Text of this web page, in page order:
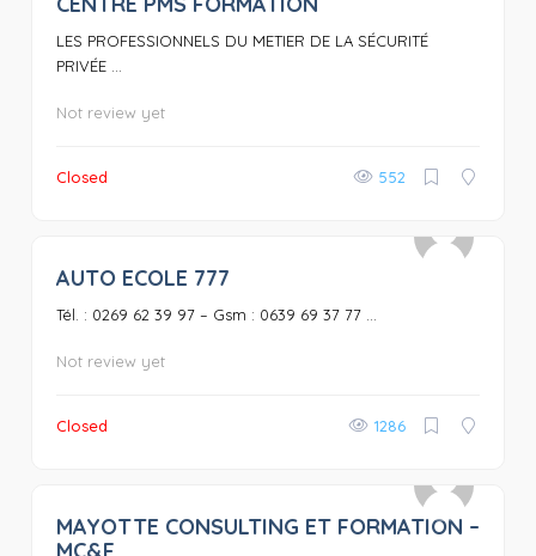
LES PROFESSIONNELS DU METIER DE LA SÉCURITÉ
PRIVÉE ...
Not review yet
Closed 552
AUTO ECOLE 777
Tél. : 0269 62 39 97 – Gsm : 0639 69 37 77 ...
Not review yet
Closed 1286
0
MAYOTTE CONSULTING ET FORMATION –
MC&F